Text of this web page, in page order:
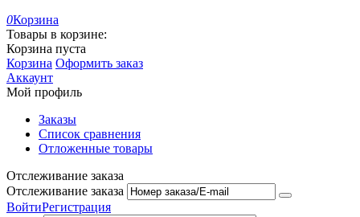
0Корзина
Товары в корзине:
Корзина пуста
Корзина Оформить заказ
Аккаунт
Мой профиль
Заказы
Список сравнения
Отложенные товары
Отслеживание заказа
Отслеживание заказа
ВойтиРегистрация